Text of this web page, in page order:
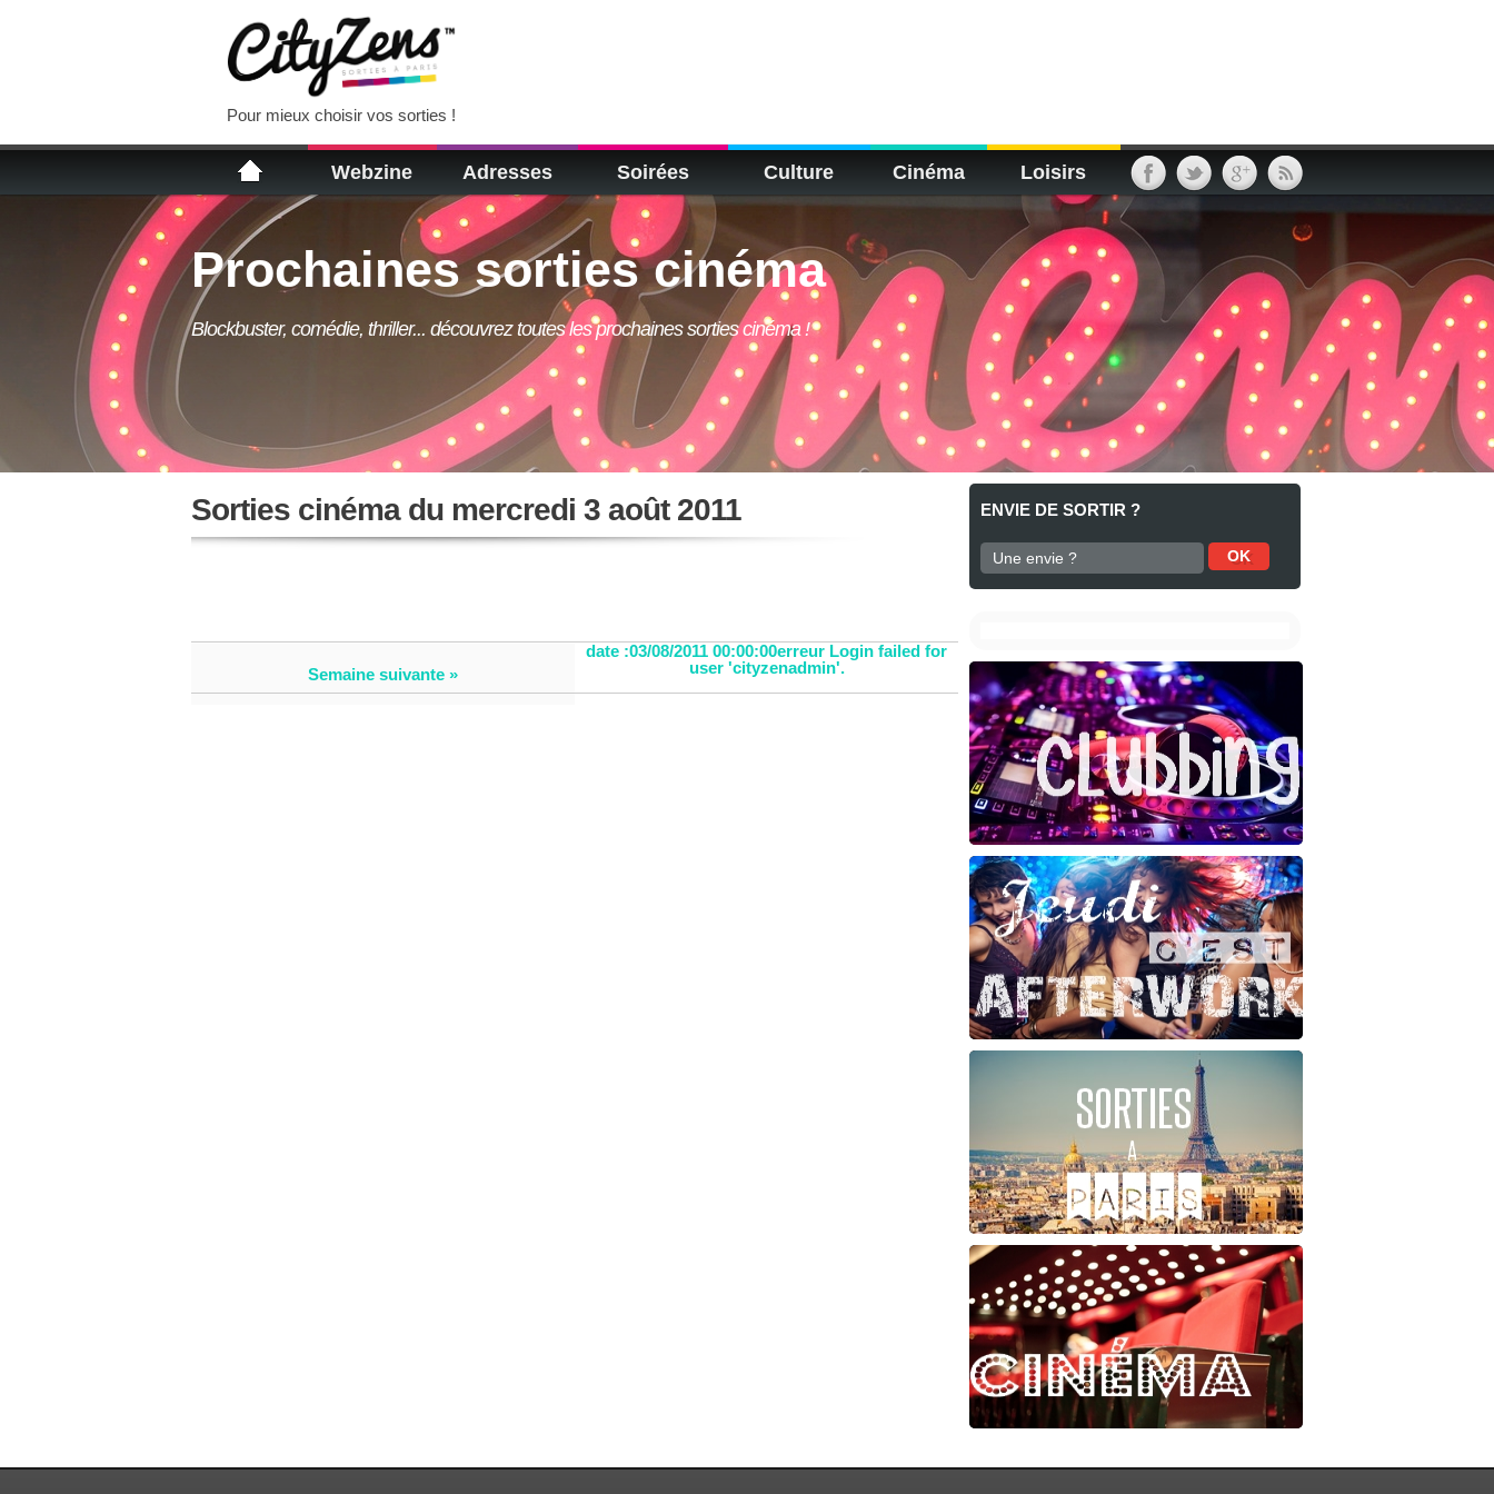
Pour mieux choisir vos sorties !
Webzine Adresses Soirées Culture Cinéma Loisirs
Prochaines sorties cinéma
Blockbuster, comédie, thriller... découvrez toutes les prochaines sorties cinéma !
Sorties cinéma du mercredi 3 août 2011
Semaine suivante
date :03/08/2011 00:00:00erreur Login failed for
user 'cityzenadmin'.
ENVIE DE SORTIR ?